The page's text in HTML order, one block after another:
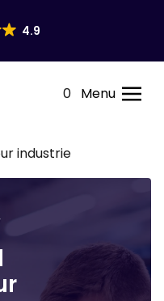
4.9
0 Menu
industrie